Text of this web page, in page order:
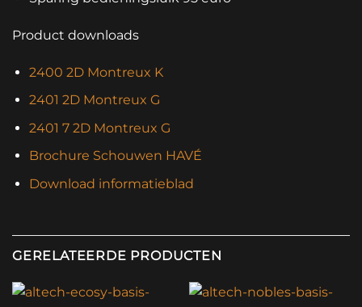
Product downloads
2400 2D Montreux K
2401 2D Montreux G
2401 7 2D Montreux G
Brochure Schouwen HAVÉ
Download informatieblad
GERELATEERDE PRODUCTEN